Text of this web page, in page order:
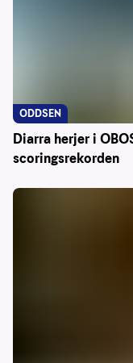
Diarra herjer i
scoringsrekorden
ODDSEN